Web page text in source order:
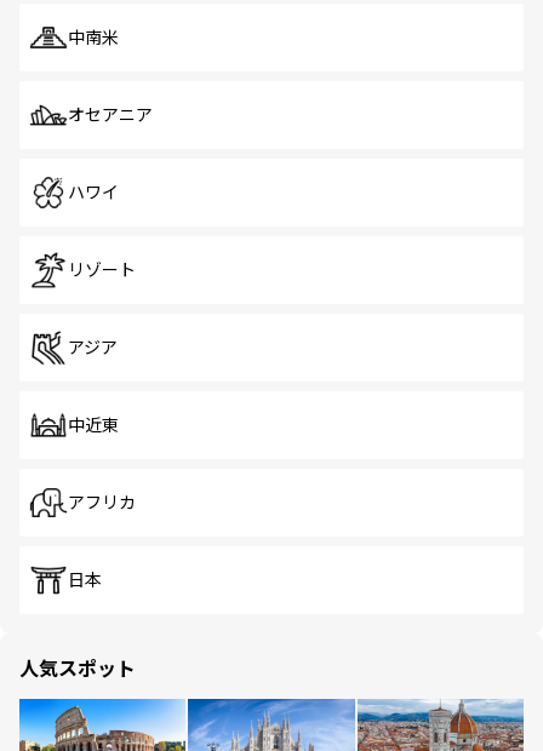
中南米
オセアニア
ハワイ
リゾート
アジア
中近東
アフリカ
日本
人気スポット